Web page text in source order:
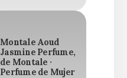
Montale Aoud
Jasmine Perfume,
de Montale ·
Perfume de Mujer